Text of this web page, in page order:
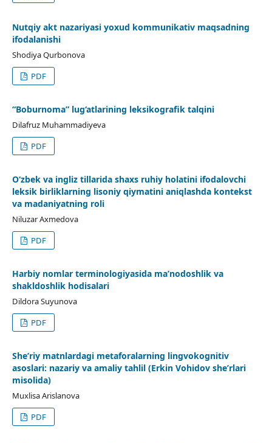
Nutqiy akt nazariyasi yoxud kommunikativ maqsadning
ifodalanishi
Shodiya Qurbonova
PDF
“Boburnoma” lug‘atlarining leksikografik talqini
Dilafruz Muhammadiyeva
PDF
O‘zbek va ingliz tillarida shaxs ruhiy holatini ifodalovchi
leksik birliklarning lisoniy qiymatini aniqlashda kontekst
va madaniyatning roli
Niluzar Axmedova
PDF
Harbiy nomlar terminologiyasida ma’nodoshlik va
shakldoshlik hodisalari
Dildora Suyunova
PDF
She’riy matnlardagi metaforalarning lingvokognitiv
asoslari: nazariy va amaliy tahlil (Erkin Vohidov she’rlari
misolida)
Muxlisa Arislanova
PDF